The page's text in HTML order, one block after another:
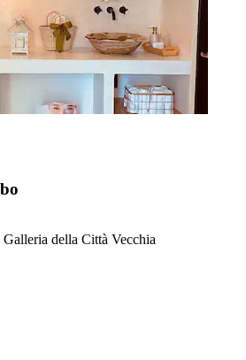
della Città Vecchia